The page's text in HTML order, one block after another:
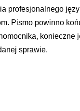
profesjonalnego
Pismo powinno
sprawie.